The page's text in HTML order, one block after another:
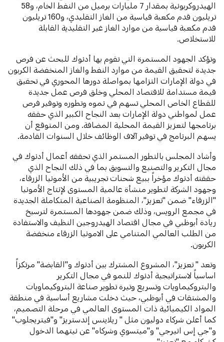
الهيدروكربونية بمقدار 7 مليارات برميل من النفط الخام، و58
تريليون قدم مكعبة قياسية من الغاز التقليدي، و160 تريليون
قدم مكعبة قياسية من موارد الغاز غير التقليدية القابلة
للاستخلاص.
وتؤكد الجهود المستمرة التي تقوم بها أدنوك للبحث عن فرص
جديدة لتحقيق القيمة من موارد النفط والغاز المنخفضة الكربون
في دولة الإمارات التزامها بمواصلة دورها المحوري في تحقيق
قيمة مستدامة للاقتصاد المحلي وخلق فرص عمل جديدة
للقطاع الخاص المحلي تسهم في نموه وتطوره وتوفير فرص
عمل لمواطني دولة الإمارات بعد النجاح الكبير الذي حققه
برنامجها لتعزيز القيمة المحلية المضافة. ومن المتوقع أن
يسهم البرنامج في توفير آلاف الوظائف خلال السنوات القادمة.
وأشاد المجلس بالتطور المستمر الذي تحققه أعمال أدنوك في
مجال التكرير والتصنيع والتسويق بما في ذلك النجاح الذي
حققته أدنوك مؤخراً ببيع شحنات تجريبية من الأمونيا الزرقاء،
وجهود الشركة لتطوير منشأة عالمية المستوى لإنتاج الأمونيا
"الزرقاء" ضمن "تعزيز"، المنظومة الصناعية المتكاملة الجديدة
في مجمع الرويس، وذلك ضمن جهودها المستمرة لترسيخ
ريادة أبوظبي في مجال اقتصاد الهيدروجين النظيف والاستفادة
من الطلب العالمي المتنامي على الامونيا الزرقاء منخفضة
الكربون.
وتعد " تعزيز"، المشروع المشترك بين أدنوك و"القابضة" مرتكزاً
اساسياً لاستراتيجية أدنوك للنمو في مجال التكرير
والبتروكيماويات وتسريع وتيرة تطوير صناعة البتروكيماويات
والمشتقات في أبوظبي، حيث دخلت مشاريع أساسية في منطقة
المواد الكيميائية ذات المستوى العالمي في مرحلة التصميم،
كما أعلن شركاء دوليون مثل " ريلاينس إندستريز" و"فيتريجلوب"
و"جي إس انيرجي" و"ميتسوي وشركاه" عن نيتهما الدخول